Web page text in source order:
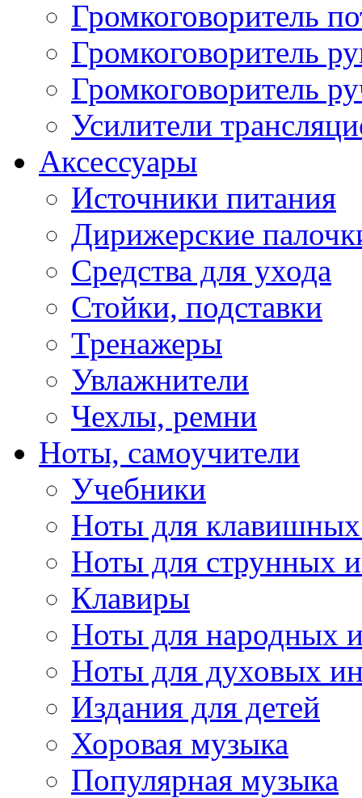
Громкоговоритель
Громкоговоритель
Громкоговоритель
Усилители
Аксессуары
Источники питания
Дирижерские
Средства для ухода
Стойки, подставки
Тренажеры
Увлажнители
Чехлы, ремни
Ноты, самоучители
Учебники
Ноты для клавишных
Ноты для струнных
Клавиры
Ноты для народных
Ноты для духовых
Издания для детей
Хоровая музыка
Популярная музыка